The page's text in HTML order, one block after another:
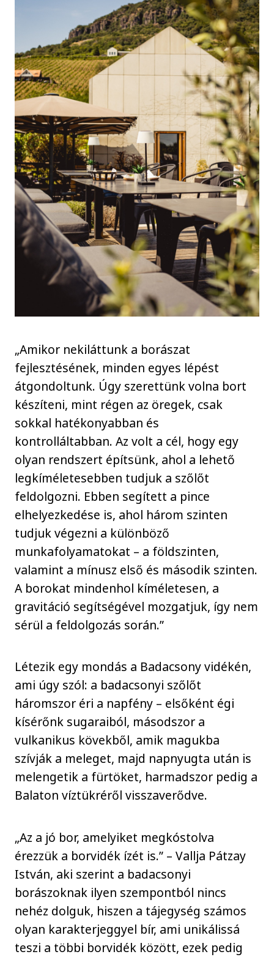
„Amikor nekiláttunk a borászat
fejlesztésének, minden egyes lépést
átgondoltunk. Úgy szerettünk volna bort
készíteni, mint régen az öregek, csak
sokkal hatékonyabban és
kontrolláltabban. Az volt a cél, hogy egy
olyan rendszert építsünk, ahol a lehető
legkíméletesebben tudjuk a szőlőt
feldolgozni. Ebben segített a pince
elhelyezkedése is, ahol három szinten
tudjuk végezni a különböző
munkafolyamatokat – a földszinten,
valamint a mínusz első és második szinten.
A borokat mindenhol kíméletesen, a
gravitáció segítségével mozgatjuk, így nem
sérül a feldolgozás során.”
Létezik egy mondás a Badacsony vidékén,
ami úgy szól: a badacsonyi szőlőt
háromszor éri a napfény – elsőként égi
kísérőnk sugaraiból, másodszor a
vulkanikus kövekből, amik magukba
szívják a meleget, majd napnyugta után is
melengetik a fürtöket, harmadszor pedig a
Balaton víztükréről visszaverődve.
„Az a jó bor, amelyiket megkóstolva
érezzük a borvidék ízét is.” – Vallja Pátzay
István, aki szerint a badacsonyi
borászoknak ilyen szempontból nincs
nehéz dolguk, hiszen a tájegység számos
olyan karakterjeggyel bír, ami unikálissá
teszi a többi borvidék között, ezek pedig